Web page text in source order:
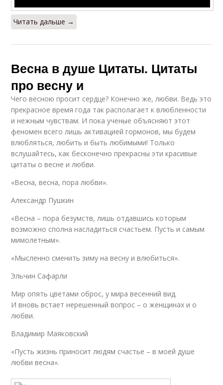
Читать дальше →
Весна в душе Цитаты. Цитаты
про весну и
Чего весною просит сердце? Конечно же, любви. Ведь это
прекрасное время года так располагает к влюбленности
и нежным чувствам. И пока ученые объясняют этот
феномен всего лишь активацией гормонов, мы будем
влюбляться, любить и быть любимыми! Только
вслушайтесь, как бесконечно прекрасны эти красивые
цитаты о весне и любви.
«Весна, весна, пора любви».
Александр Пушкин
«Весна – пора безумств, лишь отдавшись которым
возможно сполна насладиться счастьем. Пусть и самым
мимолетным».
«Мысленно сменить зиму на весну и влюбиться».
Эльчин Сафарли
Мир опять цветами оброс, у мира весенний вид.
И вновь встает нерешенный вопрос – о женщинах и о
любви.
Владимир Маяковский
«Пусть жизнь приносит людям счастье – в моей душе
любви весна».